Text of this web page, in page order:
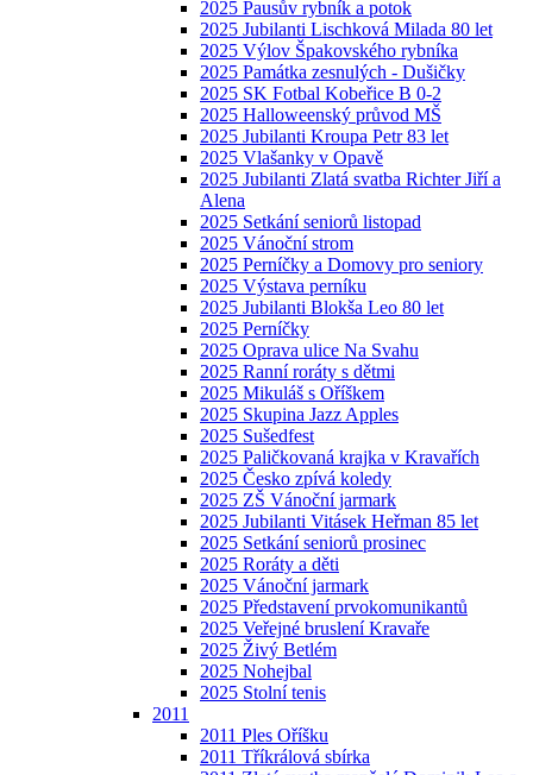
2025 Pausův rybník a potok
2025 Jubilanti Lischková Milada 80 let
2025 Výlov Špakovského rybníka
2025 Památka zesnulých - Dušičky
2025 SK Fotbal Kobeřice B 0-2
2025 Halloweenský průvod MŠ
2025 Jubilanti Kroupa Petr 83 let
2025 Vlašanky v Opavě
2025 Jubilanti Zlatá svatba Richter Jiří a
Alena
2025 Setkání seniorů listopad
2025 Vánoční strom
2025 Perníčky a Domovy pro seniory
2025 Výstava perníku
2025 Jubilanti Blokša Leo 80 let
2025 Perníčky
2025 Oprava ulice Na Svahu
2025 Ranní roráty s dětmi
2025 Mikuláš s Oříškem
2025 Skupina Jazz Apples
2025 Sušedfest
2025 Paličkovaná krajka v Kravařích
2025 Česko zpívá koledy
2025 ZŠ Vánoční jarmark
2025 Jubilanti Vitásek Heřman 85 let
2025 Setkání seniorů prosinec
2025 Roráty a děti
2025 Vánoční jarmark
2025 Představení prvokomunikantů
2025 Veřejné bruslení Kravaře
2025 Živý Betlém
2025 Nohejbal
2025 Stolní tenis
2011
2011 Ples Oříšku
2011 Tříkrálová sbírka